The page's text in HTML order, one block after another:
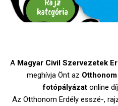
A Magyar Civil Szervezetek
meghívja Önt az
fotópályázatonline
Az Otthonom Erdély esszé-,